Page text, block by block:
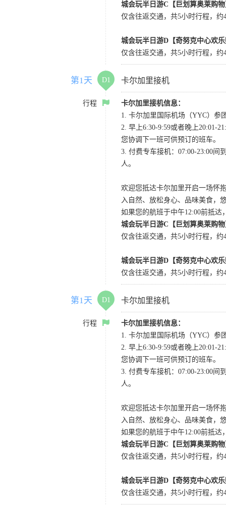
城会玩半日游C【巨划算奥莱购
仅含往返交通，共5小时行程，
城会玩半日游D【奇努克中心欢
仅含往返交通，共5小时行程，
第1天 D1 卡尔加里接机
行程
卡尔加里接机信息：
1. 卡尔加里国际机场（YYC）参
2. 早上6:30-9:59或者晚上20:01-
您协调下一班可供预订的班车。
3. 付费专车接机：07:00-23:00间
人。
欢迎您抵达卡尔加里开启一场怀
入自然、放松身心、品味美食，
如果您的航班于中午12:00前抵
城会玩半日游C【巨划算奥莱购
仅含往返交通，共5小时行程，
城会玩半日游D【奇努克中心欢
仅含往返交通，共5小时行程，
第1天 D1 卡尔加里接机
行程
卡尔加里接机信息：
1. 卡尔加里国际机场（YYC）参
2. 早上6:30-9:59或者晚上20:01-
您协调下一班可供预订的班车。
3. 付费专车接机：07:00-23:00间
人。
欢迎您抵达卡尔加里开启一场怀
入自然、放松身心、品味美食，
如果您的航班于中午12:00前抵
城会玩半日游C【巨划算奥莱购
仅含往返交通，共5小时行程，
城会玩半日游D【奇努克中心欢
仅含往返交通，共5小时行程，